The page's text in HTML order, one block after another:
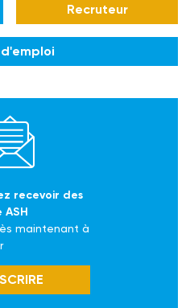
Recruteur
recevoir des
maintenant à